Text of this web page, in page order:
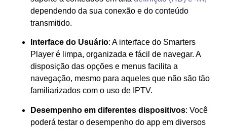
dependendo da sua conexão e do conteúdo
transmitido.
Interface do Usuário: A interface do Smarters
Player é limpa, organizada e fácil de navegar. A
disposição das opções e menus facilita a
navegação, mesmo para aqueles que não são tão
familiarizados com o uso de IPTV.
Desempenho em diferentes dispositivos: Você
poderá testar o desempenho do app em diversos